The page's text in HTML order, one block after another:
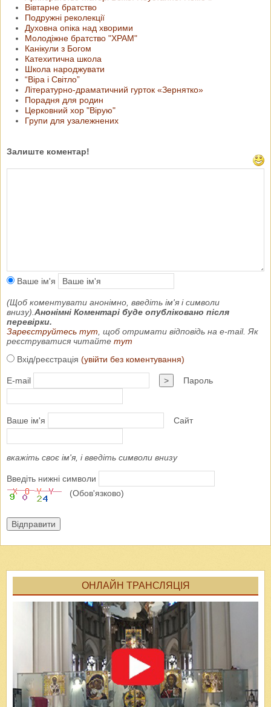
Вівтарне братство
Подружні реколекції
Духовна опіка над хворими
Молодіжне братство "ХРАМ"
Канікули з Богом
Катехитична школа
Школа народжувати
“Віра і Світло”
Літературно-драматичний гурток «Зернятко»
Порадня для родин
Церковний хор "Вірую"
Групи для узалежнених
Залиште коментар!
Ваше ім'я
(Щоб коментувати анонімно, введіть ім'я і символи
внизу). Анонімні Коментарі буде опубліковано після
перевірки.
Зареєструйтесь тут , щоб отримати відповідь на e-mail. Як
реєструватися читайте тут
Вхід/реєстрація (увійти без коментування)
E-mail > Пароль
Ваше ім'я Сайт
вкажіть своє ім'я, і введіть символи внизу
Введіть нижні символи
(Обов'язково)
Відправити
ОНЛАЙН ТРАНСЛЯЦІЯ